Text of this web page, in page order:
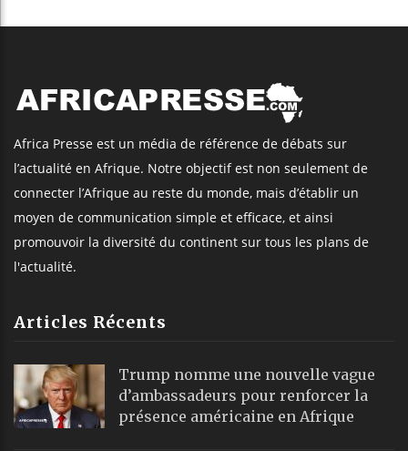
Africa Presse est un média de référence de débats sur
l’actualité en Afrique. Notre objectif est non seulement de
connecter l’Afrique au reste du monde, mais d’établir un
moyen de communication simple et efficace, et ainsi
promouvoir la diversité du continent sur tous les plans de
l'actualité.
Articles Récents
Trump nomme une nouvelle vague
d’ambassadeurs pour renforcer la
présence américaine en Afrique